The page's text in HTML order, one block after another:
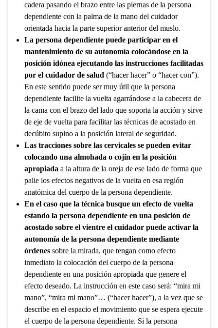
cadera pasando el brazo entre las piernas de la persona
dependiente con la palma de la mano del cuidador
orientada hacia la parte superior anterior del muslo.
La persona dependiente puede participar en el
mantenimiento de su autonomía colocándose en la
posición idónea ejecutando las instrucciones facilitadas
por el cuidador de salud (“hacer hacer” o “hacer con”).
En este sentido puede ser muy útil que la persona
dependiente facilite la vuelta agarrándose a la cabecera de
la cama con el brazo del lado que soporta la acción y sirve
de eje de vuelta para facilitar las técnicas de acostado en
decúbito supino a la posición lateral de seguridad.
Las tracciones sobre las cervicales se pueden evitar
colocando una almohada o cojín en la posición
apropiada a la altura de la oreja de ese lado de forma que
palie los efectos negativos de la vuelta en esa región
anatómica del cuerpo de la persona dependiente.
En el caso que la técnica busque un efecto de vuelta
estando la persona dependiente en una posición de
acostado sobre el vientre el cuidador puede activar la
autonomía de la persona dependiente mediante
órdenessobre la mirada, que tengan como efecto
inmediato la colocación del cuerpo de la persona
dependiente en una posición apropiada que genere el
efecto deseado. La instrucción en este caso será: “mira mi
mano”, “mira mi mano”… (“hacer hacer”), a la vez que se
describe en el espacio el movimiento que se espera ejecute
el cuerpo de la persona dependiente. Si la persona